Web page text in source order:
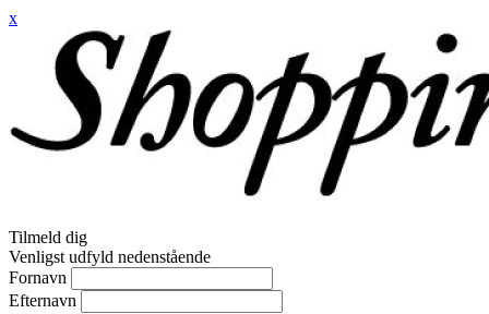
x
Tilmeld dig
Venligst udfyld nedenstående
Fornavn
Efternavn